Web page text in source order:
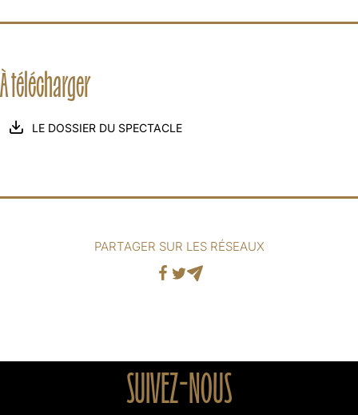
À télécharger
LE DOSSIER DU SPECTACLE
PARTAGER SUR LES RÉSEAUX
Facebook
Twitter
Mail
SUIVEZ-NOUS